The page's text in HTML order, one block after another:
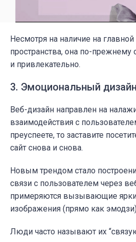
Несмотря на наличие на главной
пространства, она по-прежнему
и привлекательно.
3. Эмоциональный дизайн
Веб-дизайн направлен на
взаимодействия с
преуспеете, то заставите
сайт снова и снова.
Новым трендом стало
связи с пользователем через
примеряются вызывающие
изображения (прямо как
Люди часто называют их